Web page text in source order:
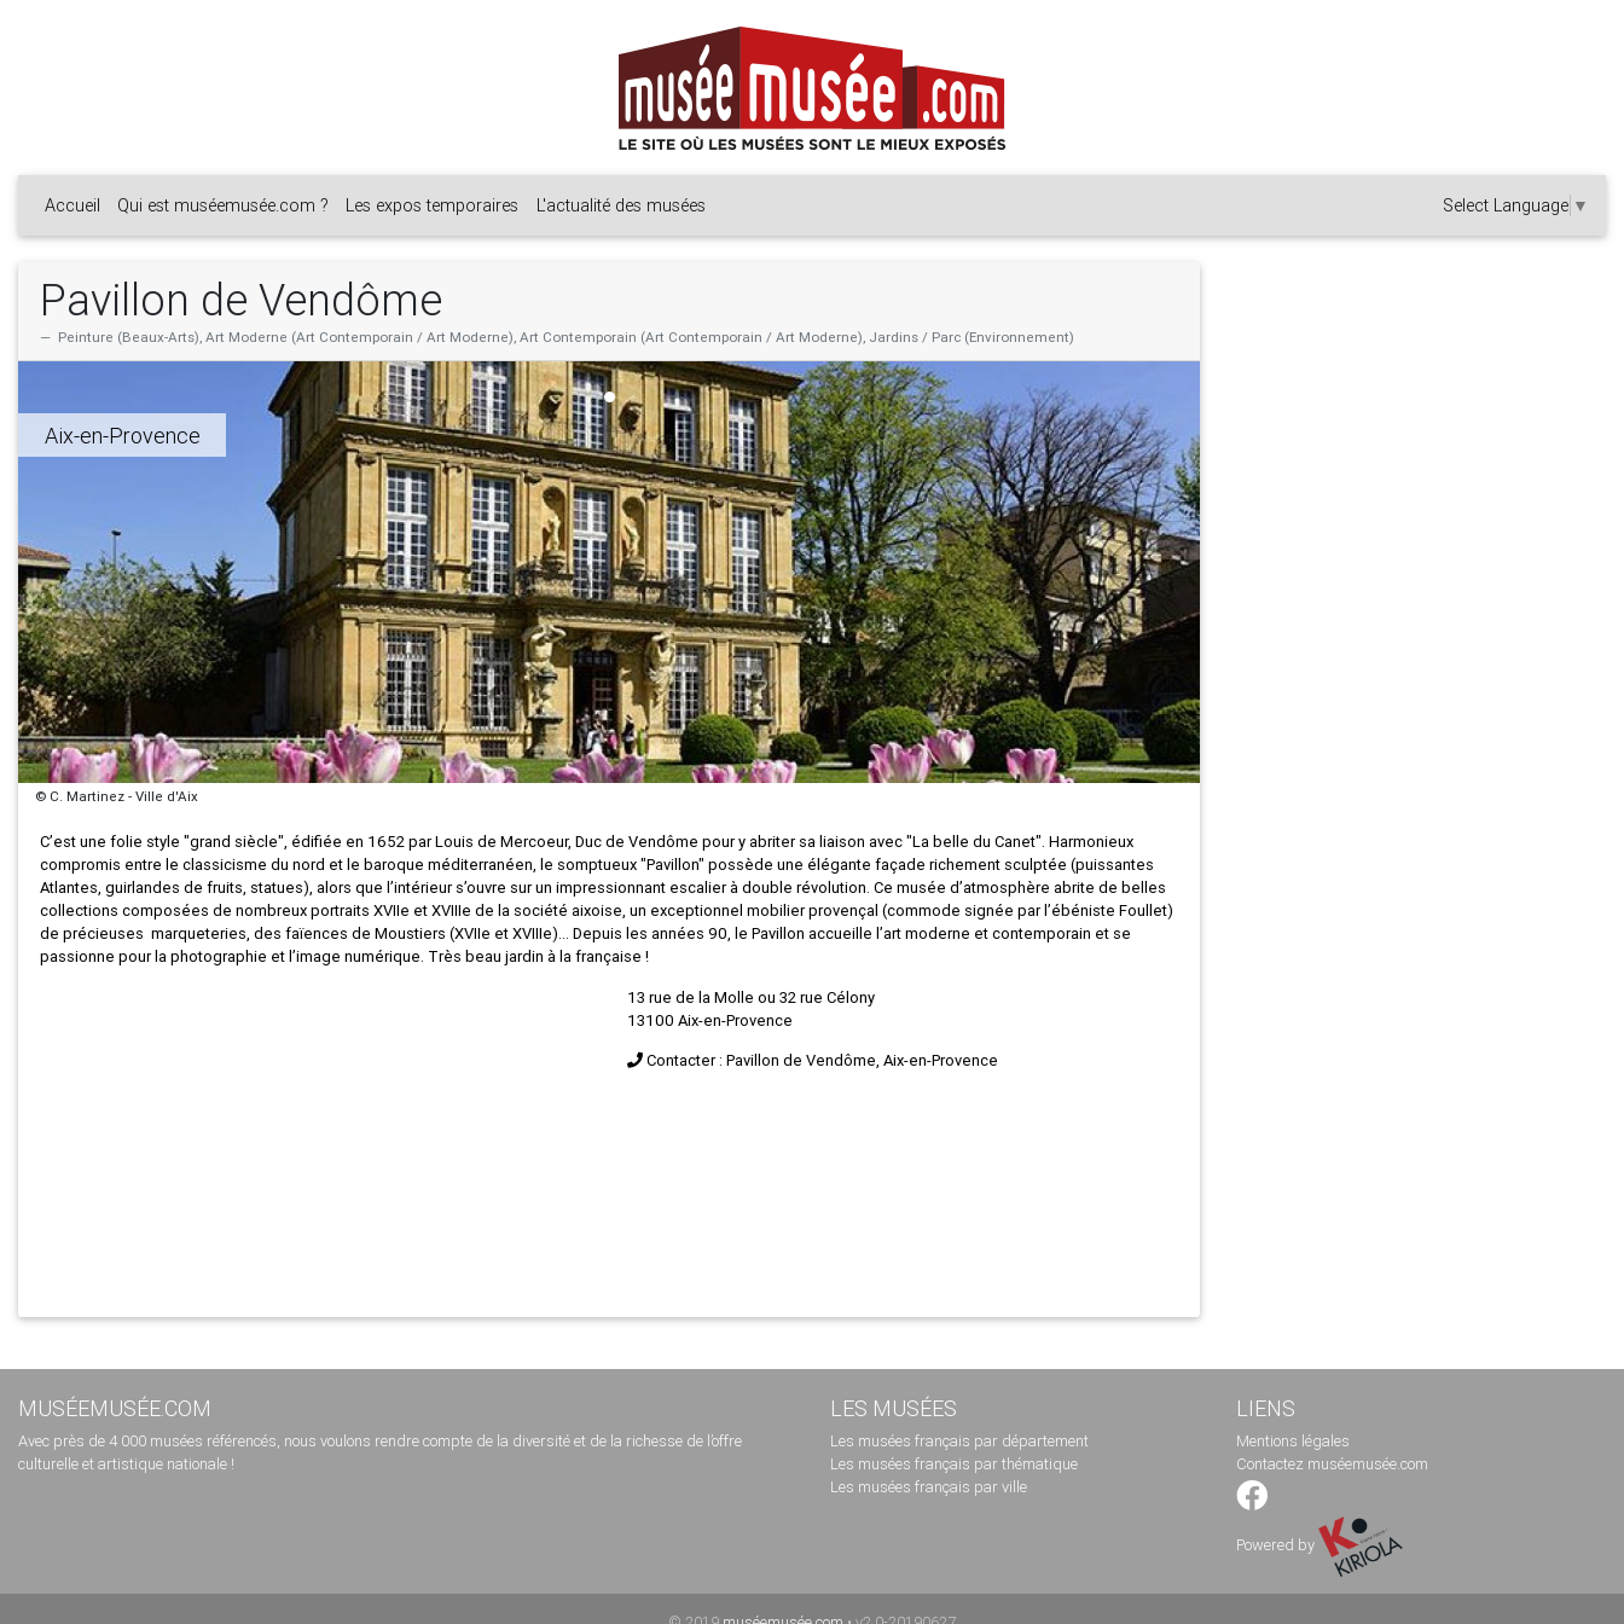
Accueil Qui est muséemusée.com ? Les expos temporaires L'actualité des musées Select Language ▼
Pavillon de Vendôme
Peinture (Beaux-Arts), Art Moderne (Art Contemporain / Art Moderne), Art Contemporain (Art Contemporain / Art Moderne), Jardins / Parc (Environnement)
Aix-en-Provence
© C. Martinez - Ville d'Aix
C’est une folie style "grand siècle", édifiée en 1652 par Louis de Mercoeur, Duc de Vendôme pour y abriter sa liaison avec "La belle du Canet". Harmonieux
compromis entre le classicisme du nord et le baroque méditerranéen, le somptueux "Pavillon" possède une élégante façade richement sculptée (puissantes
Atlantes, guirlandes de fruits, statues), alors que l’intérieur s’ouvre sur un impressionnant escalier à double révolution. Ce musée d’atmosphère abrite de belles
collections composées de nombreux portraits XVIIe et XVIIIe de la société aixoise, un exceptionnel mobilier provençal (commode signée par l’ébéniste Foullet)
de précieuses marqueteries, des faïences de Moustiers (XVIIe et XVIIIe)… Depuis les années 90, le Pavillon accueille l’art moderne et contemporain et se
passionne pour la photographie et l’image numérique. Très beau jardin à la française !
13 rue de la Molle ou 32 rue Célony
13100 Aix-en-Provence
Contacter : Pavillon de Vendôme, Aix-en-Provence
MUSÉEMUSÉE.COM
Avec près de 4 000 musées référencés, nous voulons rendre compte de la diversité et de la richesse de l’offre
culturelle et artistique nationale !
LES MUSÉES
Les musées français par département
Les musées français par thématique
Les musées français par ville
LIENS
Mentions légales
Contactez muséemusée.com
Powered by